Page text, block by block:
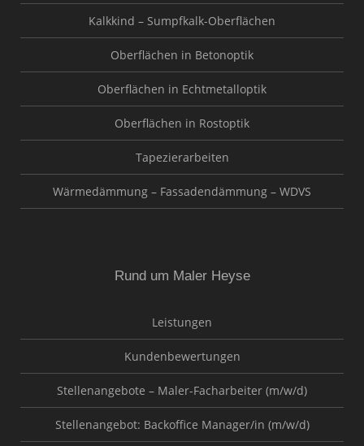
Kalkkind – Sumpfkalk-Oberflächen
Oberflächen in Betonoptik
Oberflächen in Echtmetalloptik
Oberflächen in Rostoptik
Tapezierarbeiten
Wärmedämmung – Fassadendämmung – WDVS
Rund um Maler Heyse
Leistungen
Kundenbewertungen
Stellenangebote – Maler-Facharbeiter (m/w/d)
Stellenangebot: Backoffice Manager/in (m/w/d)